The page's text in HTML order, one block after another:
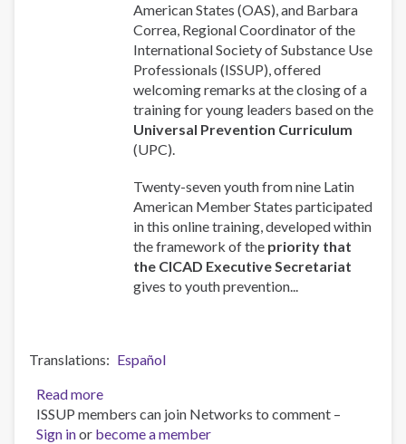
American States (OAS), and Barbara
Correa, Regional Coordinator of the
International Society of Substance Use
Professionals (ISSUP), offered
welcoming remarks at the closing of a
training for young leaders based on the
Universal Prevention Curriculum
(UPC).
Twenty-seven youth from nine Latin
American Member States participated
in this online training, developed within
the framework of the priority that
the CICAD Executive Secretariat
gives to youth prevention...
Translations
Español
Read more
UPC
CORE
ISSUP members can join Networks to comment –
Sign inor become a member